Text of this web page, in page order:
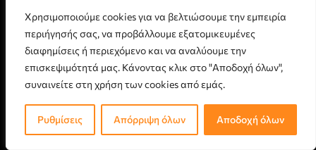
Χρησιμοποιούμε cookies για να βελτιώσουμε την εμπειρία
περιήγησής σας, να προβάλλουμε εξατομικευμένες
διαφημίσεις ή περιεχόμενο και να αναλύουμε την
επισκεψιμότητά μας. Κάνοντας κλικ στο "Αποδοχή όλων",
συναινείτε στη χρήση των cookies από εμάς.
Ρυθμίσεις Απόρριψη όλων Αποδοχή όλων
Άρθρα Τρέχοντος Τεύχους
Ακολουθήστε το κανάλι μας στο Youtube
ΕΓΓΡΑΦΗ